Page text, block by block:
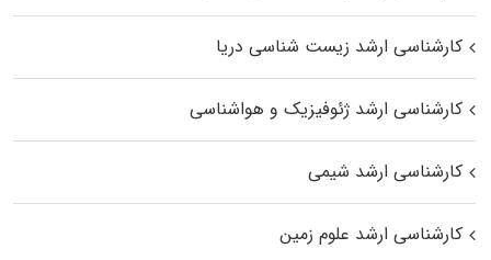
کارشناسی ارشد زیست‌ شناسی دریا
کارشناسی ارشد ژئوفیزیک و هواشناسی
کارشناسی ارشد شیمی
کارشناسی ارشد علوم زمین